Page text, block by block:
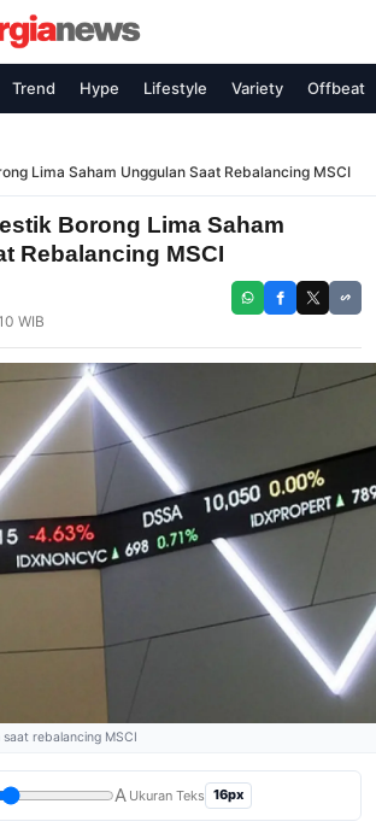
Trend Hype Lifestyle Variety Offbeat
Lima Saham Unggulan Saat Rebalancing MSCI
Borong Lima Saham
Rebalancing MSCI
WIB
rebalancing MSCI
A Ukuran Teks 16px